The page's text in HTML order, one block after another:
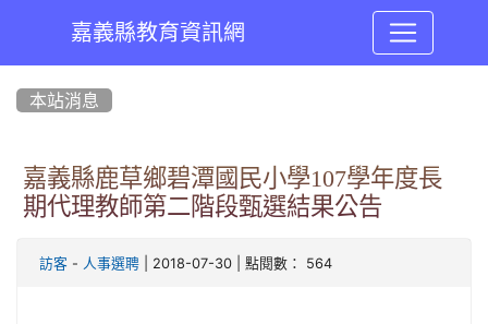
嘉義縣教育資訊網
本站消息
嘉義縣鹿草鄉碧潭國民小學107學年度長
期代理教師第二階段甄選結果公告
訪客 - 人事選聘 | 2018-07-30 | 點閱數： 564